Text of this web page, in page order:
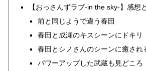
【おっさんずラブ-in the sky-】感想
前と同じようで違う春田
春田と成瀬のキスシーンにドキリ
春田とシノさんのシーンに癒され
パワーアップした武蔵も見どころ